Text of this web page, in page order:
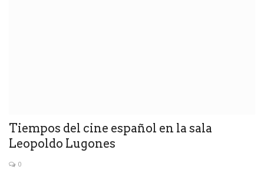
Tiempos del cine español en la sala
Leopoldo Lugones
0